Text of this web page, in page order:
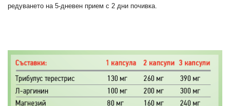
редуването на 5-дневен прием с 2 дни почивка.